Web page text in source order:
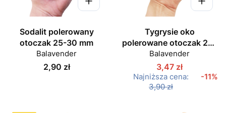
Sodalit polerowany
otoczak 25-30 mm
Balavender
Cena
2,90 zł
Tygrysie oko
polerowane otoczak 20-
25 mm
Balavender
3,47 zł
Najniższa cena:
3,90 zł
-11%